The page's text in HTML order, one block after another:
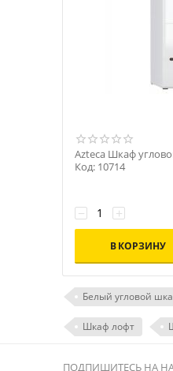
Azteca Шкаф
Код: 10714
+
−
В КОРЗИНУ
Белый угловой
Шкаф лофт
ПОДПИШИТЕСЬ НА